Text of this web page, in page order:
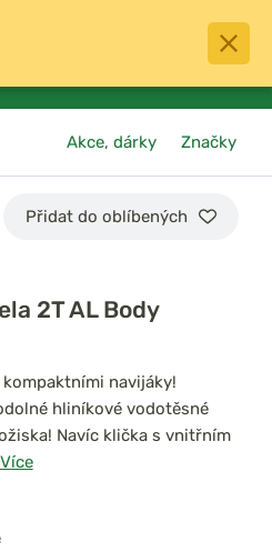
0
košík
Akce, dárky Značky
Přidat do oblíbených
2T AL Body
navijáky!
hliníkové vodotěsné
Navíc klička s vnitřním
Více